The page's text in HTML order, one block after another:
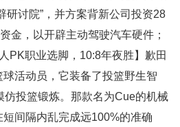
研讨院”，并方案背新公司投资28
金，以开辟主动驾驶汽车硬件；
PK职业选脚，10:8年夜胜】歉田
活动员，它装备了投篮野生智
仿投篮锻炼。那款名为Cue的机械
短间隔内乱完成远100%的准确